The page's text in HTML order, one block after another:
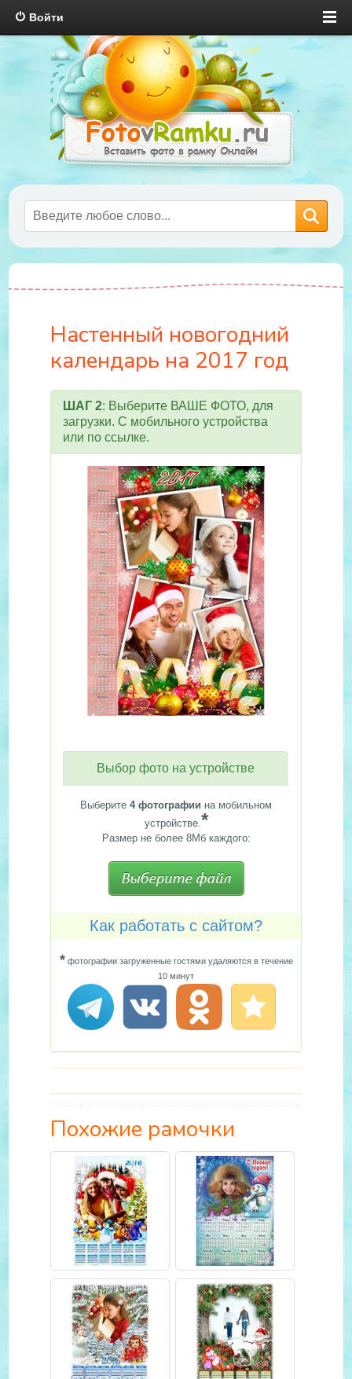
Войти
Настенный новогодний
календарь на 2017 год
ШАГ 2: Выберите ВАШЕ ФОТО, для
загрузки. С мобильного устройства
или по ссылке.
Выбор фото на устройстве
Выберите 4 фотографии на мобильном
устройстве.*
Размер не более 8Мб каждого:
Как работать с сайтом?
*фотографии загруженные гостями удаляются в течение
10 минут
Похожие рамочки